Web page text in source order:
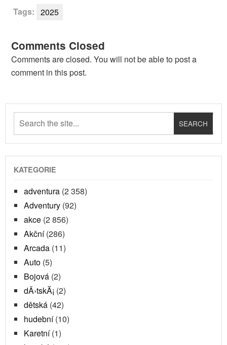
Tags: 2025
Comments Closed
Comments are closed. You will not be able to post a
comment in this post.
KATEGORIE
adventura (2 358)
Adventury (92)
akce (2 856)
Akční(286)
Arcada (11)
Auto (5)
Bojová (2)
dÄ›tskĂ¡ (2)
dětská (42)
hudební(10)
Karetní(1)